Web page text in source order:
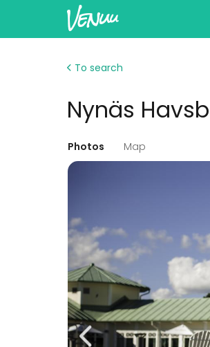
To search
Nynäs
Photos Map